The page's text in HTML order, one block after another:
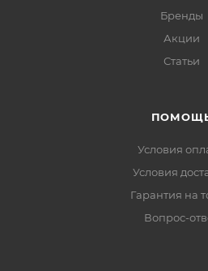
Бренды
Акции
Статьи
Условия
Условия
Гарантия на
Вопрос-